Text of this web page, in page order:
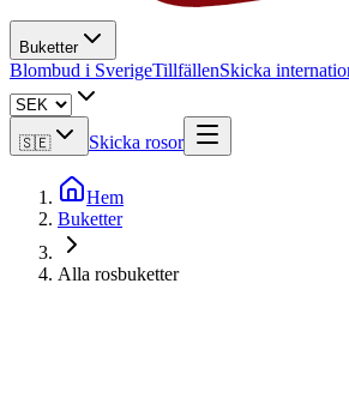
Buketter
Blombud i SverigeTillfällenSkicka
🇸🇪 Skicka rosor
Hem
Buketter
Alla rosbuketter